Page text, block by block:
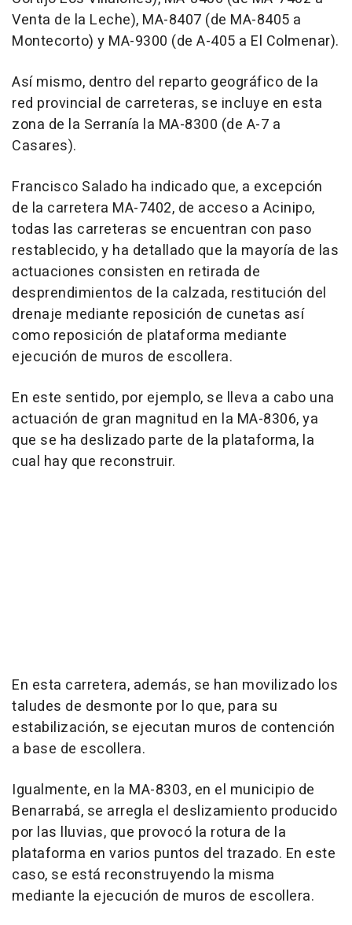
Venta de la Leche), MA-8407 (de MA-8405 a
Montecorto) y MA-9300 (de A-405 a El Colmenar).
Así mismo, dentro del reparto geográfico de la
red provincial de carreteras, se incluye en esta
zona de la Serranía la MA-8300 (de A-7 a
Casares).
Francisco Salado ha indicado que, a excepción
de la carretera MA-7402, de acceso a Acinipo,
todas las carreteras se encuentran con paso
restablecido, y ha detallado que la mayoría de las
actuaciones consisten en retirada de
desprendimientos de la calzada, restitución del
drenaje mediante reposición de cunetas así
como reposición de plataforma mediante
ejecución de muros de escollera.
En este sentido, por ejemplo, se lleva a cabo una
actuación de gran magnitud en la MA-8306, ya
que se ha deslizado parte de la plataforma, la
cual hay que reconstruir.
En esta carretera, además, se han movilizado los
taludes de desmonte por lo que, para su
estabilización, se ejecutan muros de contención
a base de escollera.
Igualmente, en la MA-8303, en el municipio de
Benarrabá, se arregla el deslizamiento producido
por las lluvias, que provocó la rotura de la
plataforma en varios puntos del trazado. En este
caso, se está reconstruyendo la misma
mediante la ejecución de muros de escollera.